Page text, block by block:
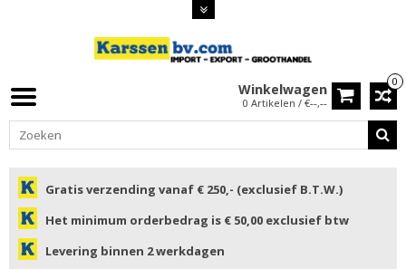
0
Winkelwagen
0 Artikelen / €--,--
Gratis verzending vanaf € 250,- (exclusief B.T.W.)
Het minimum orderbedrag is € 50,00 exclusief btw
Levering binnen 2 werkdagen